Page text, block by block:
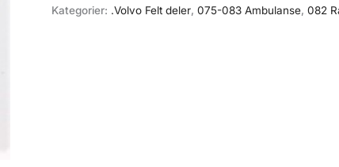
021)
Kategorier: .Volvo Felt deler,075-083 Ambulanse,082